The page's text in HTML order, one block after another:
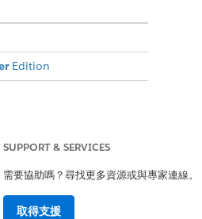
Edition
SUPPORT & SERVICES
需要協助嗎？尋找更多資源或與專家連線。
取得支援